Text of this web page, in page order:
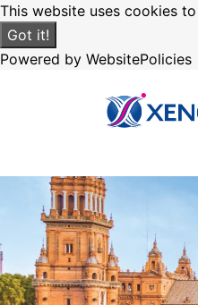
This website uses cookies
Got it!
Powered by WebsitePolicies